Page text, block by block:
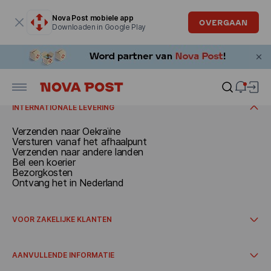
Nova Post mobiele app
Downloaden in Google Play
OVERGAAN
Documenten en pakjes tot 30 kg
Bel een koerier
Versturen vanaf het afhaalpunt
Bezorgkosten
ONTVANGEN
Ontvang in Nederland
Ontvangen op het afhaalpunt
INTERNATIONALE LEVERING
Verzenden naar Oekraïne
Versturen vanaf het afhaalpunt
Verzenden naar andere landen
Bel een koerier
Bezorgkosten
Ontvang het in Nederland
VOOR ZAKELIJKE KLANTEN
Internationale levering
AANVULLENDE INFORMATIE